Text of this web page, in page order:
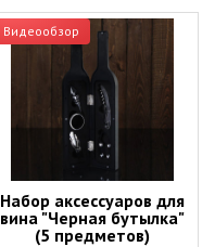
Видеообзор
Набор аксессуаров для
вина "Черная бутылка"
(5 предметов)